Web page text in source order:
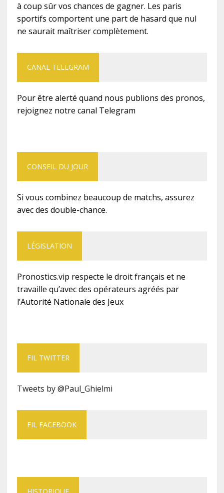
à coup sûr vos chances de gagner. Les paris
sportifs comportent une part de hasard que nul
ne saurait maîtriser complètement.
CANAL TELEGRAM
Pour être alerté quand nous publions des pronos,
rejoignez notre canal Telegram
CONSEIL DU JOUR
Si vous combinez beaucoup de matchs, assurez
avec des double-chance.
LÉGISLATION
Pronostics.vip respecte le droit français et ne
travaille qu’avec des opérateurs agréés par
l’Autorité Nationale des Jeux
FIL TWITTER
Tweets by @Paul_Ghielmi
FIL FACEBOOK